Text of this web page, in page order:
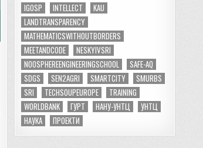
IGOSP
INTELLECT
KAU
LANDTRANSPARENCY
MATHEMATICSWITHOUTBORDERS
MEETANDCODE
NESKYIVSRI
NOOSPHEREENGINEERINGSCHOOL
SAFE-AQ
SDGS
SEN2AGRI SMARTCITY
SMURBS
SRI
TECHSOUPEUROPE
TRAINING
WORLDBANK
ГУРТ НАНУ-УНТЦ
УНТЦ
НАУКА
ПРОЕКТИ